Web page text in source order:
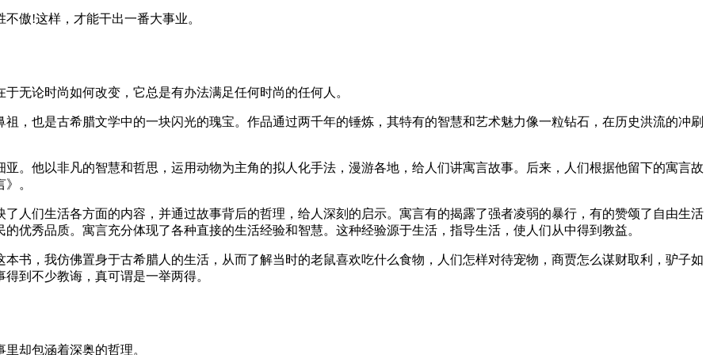
傲!这样，才能干出一番大事业。
无论时尚如何改变，它总是有办法满足任何时尚的任何人。
，也是古希腊文学中的一块闪光的瑰宝。作品通过两千年的锤炼，其特有的智慧和艺术魅力像一粒钻石，在历史洪流的冲刷
。他以非凡的智慧和哲思，运用动物为主角的拟人化手法，漫游各地，给人们讲寓言故事。后来，人们根据他留下的寓言故
。
人们生活各方面的内容，并通过故事背后的哲理，给人深刻的启示。寓言有的揭露了强者凌弱的暴行，有的赞颂了自由生活
优秀品质。寓言充分体现了各种直接的生活经验和智慧。这种经验源于生活，指导生活，使人们从中得到教益。
书，我仿佛置身于古希腊人的生活，从而了解当时的老鼠喜欢吃什么食物，人们怎样对待宠物，商贾怎么谋财取利，驴子如
到不少教诲，真可谓是一举两得。
却包涵着深奥的哲理。